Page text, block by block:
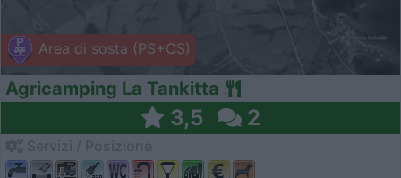
Area di sosta (PS+CS)
Agricamping La Tankitta
3,5 2